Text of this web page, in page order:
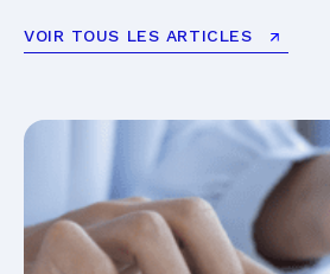
VOIR TOUS LES ARTICLES